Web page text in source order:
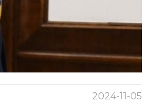
2024-11-05